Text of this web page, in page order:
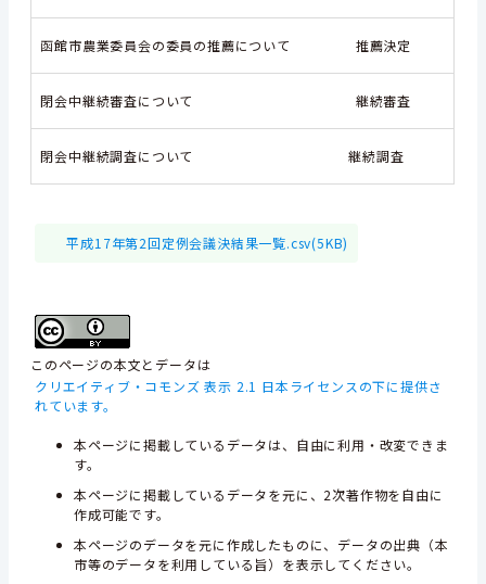
函館市農業委員会の委員の推薦について 推薦決定
閉会中継続審査について 継続審査
閉会中継続調査について 継続調査
平成17年第2回定例会議決結果一覧.csv(5KB)
このページの本文とデータは
クリエイティブ・コモンズ 表示 2.1 日本ライセンスの下に提供さ
れています。
本ページに掲載しているデータは、自由に利用・改変できま
す。
本ページに掲載しているデータを元に、2次著作物を自由に
作成可能です。
本ページのデータを元に作成したものに、データの出典（本
市等のデータを利用している旨）を表示してください。